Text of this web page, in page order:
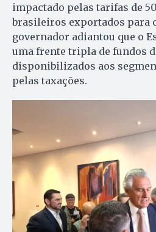
impactado pelas tarifas de
brasileiros exportados para
governador adiantou que o
uma frente tripla de fundos
disponibilizados aos
pelas taxações.